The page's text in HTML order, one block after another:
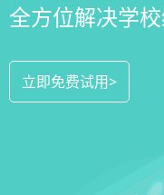
构低成本实现
立即免费试用>
更便捷，互动零
立即免费试用>
全方位解决学
立即免费试用>